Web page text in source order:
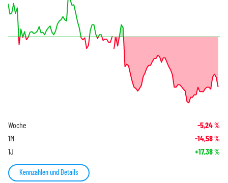
Woche -5,24%
1M -14,58%
1J +17,38%
Kennzahlen und Details